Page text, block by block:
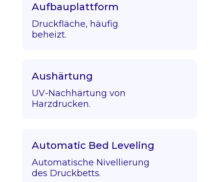
Aufbauplattform
Druckfläche, häufig
beheizt.
Aushärtung
UV-Nachhärtung von
Harzdrucken.
Automatic Bed Leveling
Automatische Nivellierung
des Druckbetts.